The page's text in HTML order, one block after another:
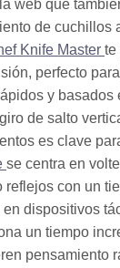
web que
de cuchillos
Knife Master te
perfecto
y basados
de salto
es clave
se centra en
con un
dispositivos
un tiempo
pensamiento